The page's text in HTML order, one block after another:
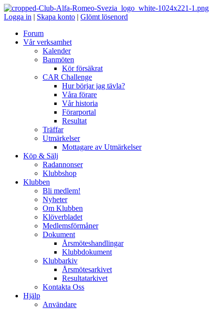
Logga in | Skapa konto | Glömt lösenord
Forum
Vår verksamhet
Kalender
Banmöten
Kör försäkrat
CAR Challenge
Hur börjar jag tävla?
Våra förare
Vår historia
Förarportal
Resultat
Träffar
Utmärkelser
Mottagare av Utmärkelser
Köp & Sälj
Radannonser
Klubbshop
Klubben
Bli medlem!
Nyheter
Om Klubben
Klöverbladet
Medlemsförmåner
Dokument
Årsmöteshandlingar
Klubbdokument
Klubbarkiv
Årsmötesarkivet
Resultatarkivet
Kontakta Oss
Hjälp
Användare